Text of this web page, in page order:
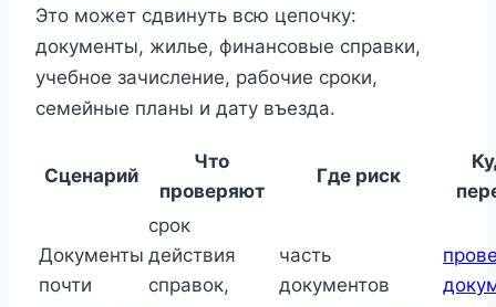
Это может сдвинуть всю цепочку:
документы, жилье, финансовые справки,
учебное зачисление, рабочие сроки,
семейные планы и дату въезда.
Сценарий
Что
проверяют
Где риск
Документы
почти
срок
действия
справок,
часть
документов